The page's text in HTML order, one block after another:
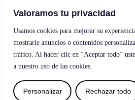
Valoramos tu privacidad
Usamos cookies para mejorar su
mostrarle anuncios o contenidos
tráfico. Al hacer clic en “Aceptar todo”
a nuestro uso de las cookies.
Personalizar Rechazar todo
Diseñado porElegant Themes